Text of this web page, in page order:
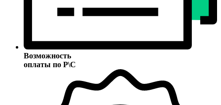
Возможность
оплаты по Р\С